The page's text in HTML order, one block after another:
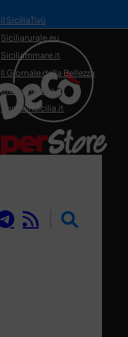
il SiciliaTivù
Siciliarurale.eu
Siciliammare.it
Il Giornale della Bellezza
Siciliamedica.it
Sanitainsicilia.it